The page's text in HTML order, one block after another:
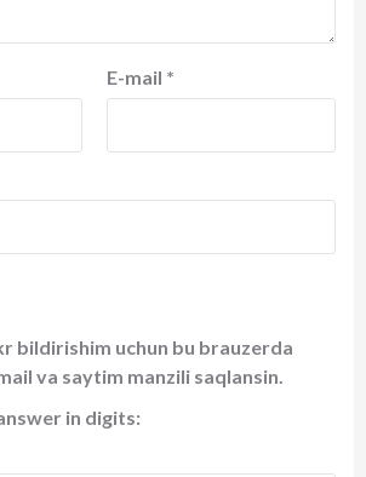
E-mail *
bildirishim uchun bu brauzerda
va saytim manzili saqlansin.
in digits: